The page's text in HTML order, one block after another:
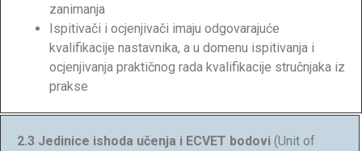
zanimanja
Ispitivači i ocjenjivači imaju odgovarajuće
kvalifikacije nastavnika, a u domenu ispitivanja i
ocjenjivanja praktičnog rada kvalifikacije stručnjaka iz
prakse
2.3 Jedinice ishoda učenja i ECVET bodovi (Unit of